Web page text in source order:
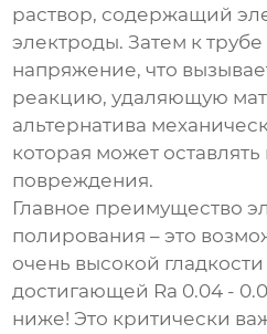
раствор, содержащий
электроды. Затем к
напряжение, что
реакцию, удаляющую
альтернатива
которая может
повреждения.
Главное преимущество
полирования – это
очень высокой
достигающей Ra 0.04 -
ниже! Это критически